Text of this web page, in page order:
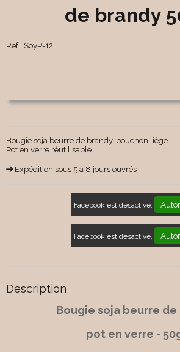
de brandy
Ref : SoyP-12
Bougie soja beurre de brandy, bouchon liège
Pot en verre réutilisable
Expédition sous 5 à 8 jours ouvrés
Facebook est désactivé.
Facebook est désactivé.
Description
Bougie soja beurre de
pot en verre -